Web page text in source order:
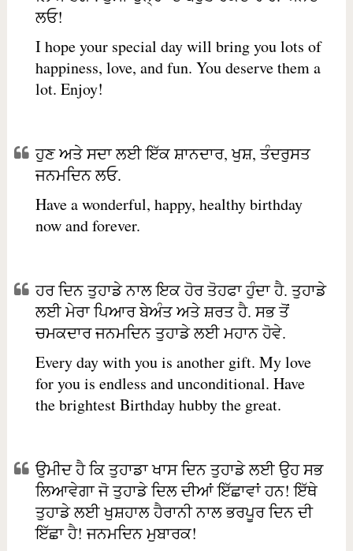
ਲਓ!
I hope your special day will bring you lots of
happiness, love, and fun. You deserve them a
lot. Enjoy!
ਹੁਣ ਅਤੇ ਸਦਾ ਲਈ ਇੱਕ ਸ਼ਾਨਦਾਰ, ਖੁਸ਼, ਤੰਦਰੁਸਤ
ਜਨਮਦਿਨ ਲਓ.
Have a wonderful, happy, healthy birthday
now and forever.
ਹਰ ਦਿਨ ਤੁਹਾਡੇ ਨਾਲ ਇਕ ਹੋਰ ਤੋਹਫਾ ਹੁੰਦਾ ਹੈ. ਤੁਹਾਡੇ
ਲਈ ਮੇਰਾ ਪਿਆਰ ਬੇਅੰਤ ਅਤੇ ਸ਼ਰਤ ਹੈ. ਸਭ ਤੋਂ
ਚਮਕਦਾਰ ਜਨਮਦਿਨ ਤੁਹਾਡੇ ਲਈ ਮਹਾਨ ਹੋਵੇ.
Every day with you is another gift. My love
for you is endless and unconditional. Have
the brightest Birthday hubby the great.
ਉਮੀਦ ਹੈ ਕਿ ਤੁਹਾਡਾ ਖਾਸ ਦਿਨ ਤੁਹਾਡੇ ਲਈ ਉਹ ਸਭ
ਲਿਆਵੇਗਾ ਜੋ ਤੁਹਾਡੇ ਦਿਲ ਦੀਆਂ ਇੱਛਾਵਾਂ ਹਨ! ਇੱਥੇ
ਤੁਹਾਡੇ ਲਈ ਖੁਸ਼ਹਾਲ ਹੈਰਾਨੀ ਨਾਲ ਭਰਪੂਰ ਦਿਨ ਦੀ
ਇੱਛਾ ਹੈ! ਜਨਮਦਿਨ ਮੁਬਾਰਕ!